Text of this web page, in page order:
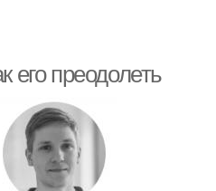
его преодолеть